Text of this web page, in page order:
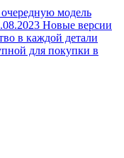
модель
Новые версии
в каждой детали
для покупки в